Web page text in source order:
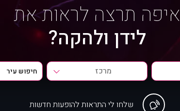
איפה תרצה לראות את
לידן ולהקה?
מרכז
שלחו לי התראות להופעות חדשות